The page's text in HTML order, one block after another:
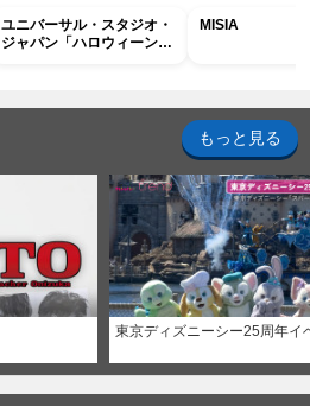
ユニバーサル・スタジオ・
ジャパン「ハロウィーン・
MISIA
もっと見る
東京ディズニーシー25周年イ